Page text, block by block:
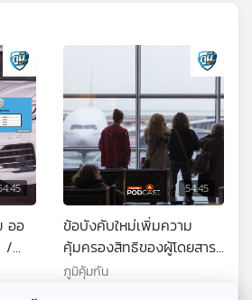
ออ
/
ป็น
54:45
ข้อบังคับใหม่เพิ่มความ
คุ้มครองสิทธิของผู้โดยสาร
เที่ยวบินระหว่างประเทศหาก
ภูมิคุ้มกัน